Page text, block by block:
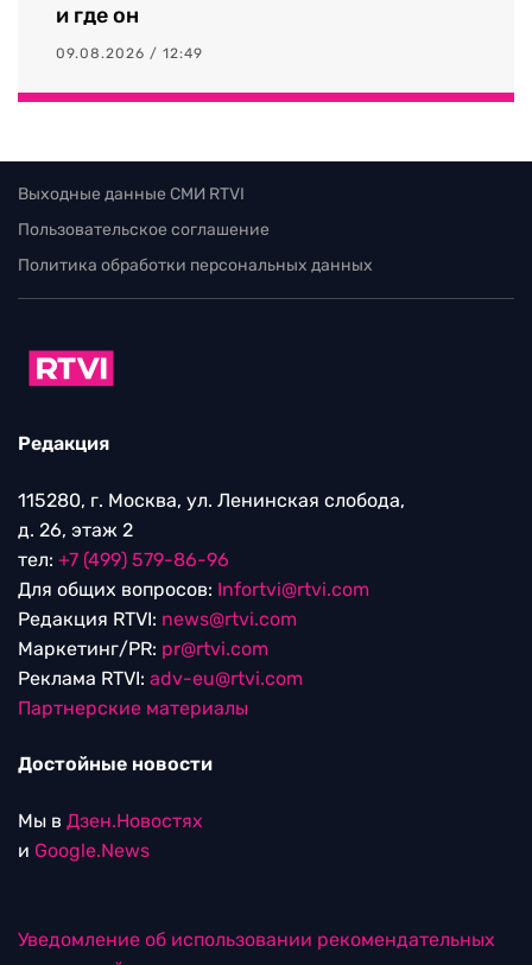
и где он
09.08.2026 / 12:49
Выходные данные СМИ RTVI
Пользовательское соглашение
Политика обработки персональных данных
Редакция
115280, г. Москва, ул. Ленинская слобода,
д. 26, этаж 2
тел: +7 (499) 579-86-96
Для общих вопросов: Infortvi@rtvi.com
Редакция RTVI: news@rtvi.com
Маркетинг/PR: pr@rtvi.com
Реклама RTVI: adv-eu@rtvi.com
Партнерские материалы
Достойные новости
Мы в Дзен.Новостях
и Google.News
Уведомление об использовании рекомендательных